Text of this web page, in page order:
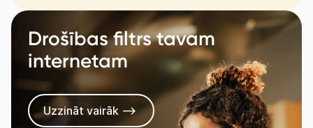
Drošības filtrs tavam
internetam
Uzzināt vairāk -->